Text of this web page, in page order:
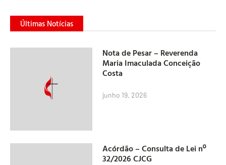
Últimas Notícias
Nota de Pesar – Reverenda
Maria Imaculada Conceição
Costa
junho 19, 2026
Acórdão – Consulta de Lei nº
32/2026 CJCG